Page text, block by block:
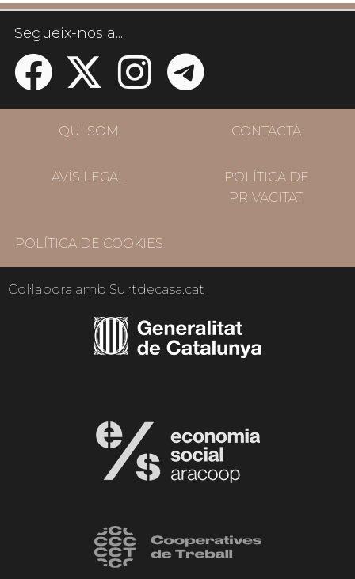
Segueix-nos a...
QUI SOM CONTACTA
AVÍS LEGAL
POLÍTICA DE
PRIVACITAT
POLÍTICA DE COOKIES
Col·labora amb Surtdecasa.cat